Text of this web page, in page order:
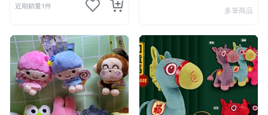
近期銷量1件 多筆商品